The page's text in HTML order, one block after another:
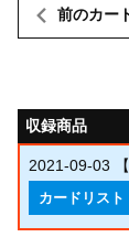
前のカー
収録商品
2021-09-03
カードリスト